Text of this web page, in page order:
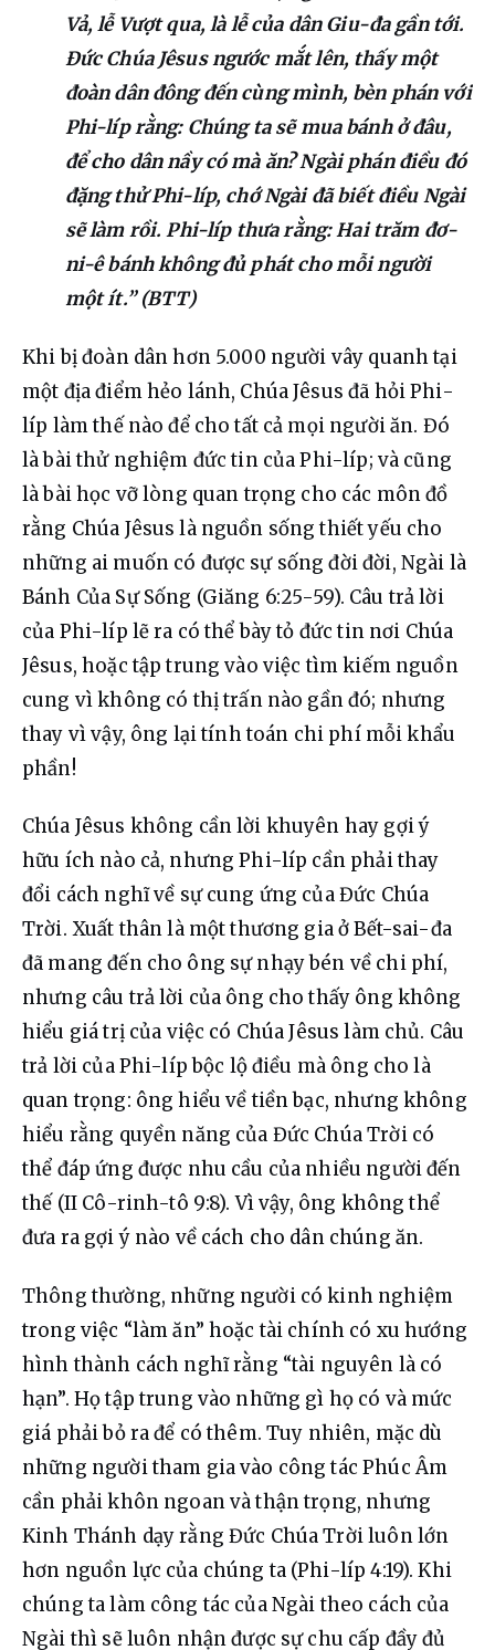
Vả, lễ Vượt qua, là lễ của dân Giu-đa gần tới.
Đức Chúa Jêsus ngước mắt lên, thấy một
đoàn dân đông đến cùng mình, bèn phán với
Phi-líp rằng: Chúng ta sẽ mua bánh ở đâu,
để cho dân nầy có mà ăn? Ngài phán điều đó
đặng thử Phi-líp, chớ Ngài đã biết điều Ngài
sẽ làm rồi. Phi-líp thưa rằng: Hai trăm đơ-
ni-ê bánh không đủ phát cho mỗi người
một ít.” (BTT)
Khi bị đoàn dân hơn 5.000 người vây quanh tại
một địa điểm hẻo lánh, Chúa Jêsus đã hỏi Phi-
líp làm thế nào để cho tất cả mọi người ăn. Đó
là bài thử nghiệm đức tin của Phi-líp; và cũng
là bài học vỡ lòng quan trọng cho các môn đồ
rằng Chúa Jêsus là nguồn sống thiết yếu cho
những ai muốn có được sự sống đời đời, Ngài là
Bánh Của Sự Sống (Giăng 6:25-59). Câu trả lời
của Phi-líp lẽ ra có thể bày tỏ đức tin nơi Chúa
Jêsus, hoặc tập trung vào việc tìm kiếm nguồn
cung vì không có thị trấn nào gần đó; nhưng
thay vì vậy, ông lại tính toán chi phí mỗi khẩu
phần!
Chúa Jêsus không cần lời khuyên hay gợi ý
hữu ích nào cả, nhưng Phi-líp cần phải thay
đổi cách nghĩ về sự cung ứng của Đức Chúa
Trời. Xuất thân là một thương gia ở Bết-sai-đa
đã mang đến cho ông sự nhạy bén về chi phí,
nhưng câu trả lời của ông cho thấy ông không
hiểu giá trị của việc có Chúa Jêsus làm chủ. Câu
trả lời của Phi-líp bộc lộ điều mà ông cho là
quan trọng: ông hiểu về tiền bạc, nhưng không
hiểu rằng quyền năng của Đức Chúa Trời có
thể đáp ứng được nhu cầu của nhiều người đến
thế (II Cô-rinh-tô 9:8). Vì vậy, ông không thể
đưa ra gợi ý nào về cách cho dân chúng ăn.
Thông thường, những người có kinh nghiệm
trong việc “làm ăn” hoặc tài chính có xu hướng
hình thành cách nghĩ rằng “tài nguyên là có
hạn”. Họ tập trung vào những gì họ có và mức
giá phải bỏ ra để có thêm. Tuy nhiên, mặc dù
những người tham gia vào công tác Phúc Âm
cần phải khôn ngoan và thận trọng, nhưng
Kinh Thánh dạy rằng Đức Chúa Trời luôn lớn
hơn nguồn lực của chúng ta (Phi-líp 4:19). Khi
chúng ta làm công tác của Ngài theo cách của
Ngài thì sẽ luôn nhận được sự chu cấp đầy đủ